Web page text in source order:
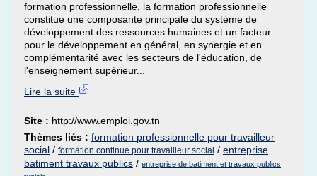
formation professionnelle, la formation professionnelle
constitue une composante principale du système de
développement des ressources humaines et un facteur
pour le développement en général, en synergie et en
complémentarité avec les secteurs de l'éducation, de
l'enseignement supérieur...
Lire la suite
Site : http://www.emploi.gov.tn
Thèmes liés : formation professionnelle pour travailleur
social / formation continue pour travailleur social / entreprise
batiment travaux publics / entreprise de batiment et travaux publics